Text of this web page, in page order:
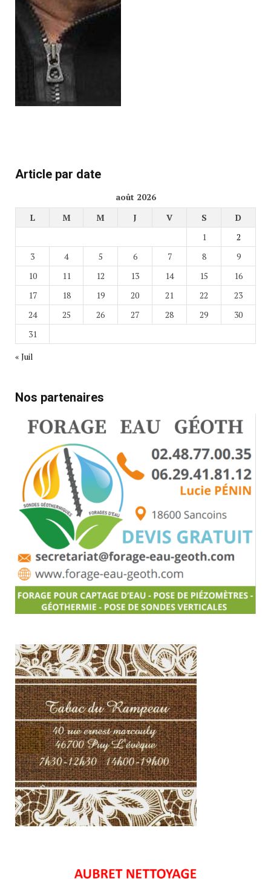
Article par date
août 2026
L
M M J V S
D
1
2
3
4 5 6 7 8
9
10
11 12 13 14 15
16
17
18 19 20 21 22
23
24
25 26 27 28 29
30
31
« Juil
Nos partenaires